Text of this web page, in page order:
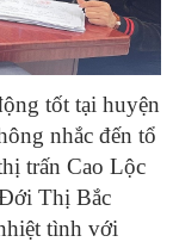
tốt tại huyện
nhắc đến tổ
trấn Cao Lộc
Thị Bắc
tình với